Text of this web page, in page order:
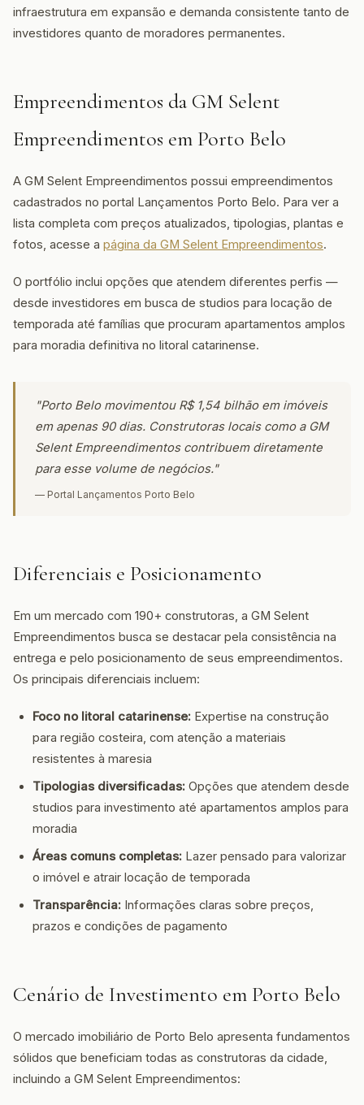
infraestrutura em expansão e demanda consistente tanto de
investidores quanto de moradores permanentes.
Empreendimentos da GM Selent
Empreendimentos em Porto Belo
A GM Selent Empreendimentos possui empreendimentos
cadastrados no portal Lançamentos Porto Belo. Para ver a
lista completa com preços atualizados, tipologias, plantas e
fotos, acesse a página da GM Selent Empreendimentos.
O portfólio inclui opções que atendem diferentes perfis —
desde investidores em busca de studios para locação de
temporada até famílias que procuram apartamentos amplos
para moradia definitiva no litoral catarinense.
"Porto Belo movimentou R$ 1,54 bilhão em imóveis
em apenas 90 dias. Construtoras locais como a GM
Selent Empreendimentos contribuem diretamente
para esse volume de negócios."
— Portal Lançamentos Porto Belo
Diferenciais e Posicionamento
Em um mercado com 190+ construtoras, a GM Selent
Empreendimentos busca se destacar pela consistência na
entrega e pelo posicionamento de seus empreendimentos.
Os principais diferenciais incluem:
Foco no litoral catarinense: Expertise na construção
para região costeira, com atenção a materiais
resistentes à maresia
Tipologias diversificadas: Opções que atendem desde
studios para investimento até apartamentos amplos para
moradia
Áreas comuns completas: Lazer pensado para valorizar
o imóvel e atrair locação de temporada
Transparência: Informações claras sobre preços,
prazos e condições de pagamento
Cenário de Investimento em Porto Belo
O mercado imobiliário de Porto Belo apresenta fundamentos
sólidos que beneficiam todas as construtoras da cidade,
incluindo a GM Selent Empreendimentos: